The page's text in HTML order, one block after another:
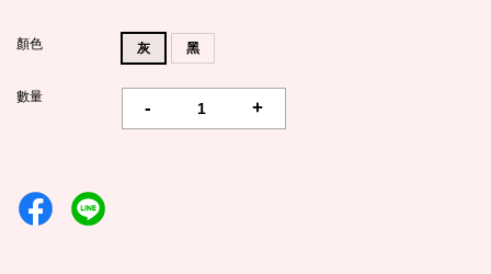
顏色 灰 黑
數量
- +